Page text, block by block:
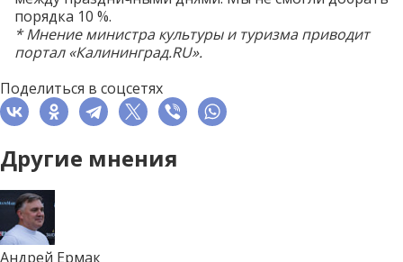
порядка 10 %.
* Мнение министра культуры и туризмаприводит
портал «Калининград.RU».
Поделиться в соцсетях
Другие мнения
Андрей Ермак